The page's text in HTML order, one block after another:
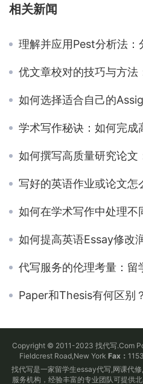
相关新闻
理解并应用Pest分析法
优文章校对的技巧与方法
如何选择适合自己的
学术写作秘诀：如何完成
如何撰写高质量研究论文：
写好的英语作业或论文怎么高效修改
如何在学术写作中处理不
如何提高英语Essay修改
代写服务的伦理考量：留学
Paper和Thesis有何区别？对
Copyright © 2011-2023 找代写.Com
Fieldcrest Road,New York Fax：
找代写是一家留学生essay代写,网课代
服务机构，经验丰富的专业团队可提供